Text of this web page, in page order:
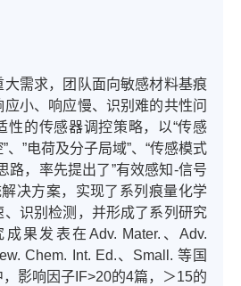
需求，团队面向敏感材料基痕
小、响应慢、识别难的共性问
性的传感器调控策略，以“传感
、”电荷及分子局域”、“传感模式
路，率先提出了”有效感知-信号
决方案，实现了系列痕量化学
识别检测，并形成了系列研究
果发表在Adv. Mater.、Adv.
Chem. Int. Ed.、Small. 等国
影响因子IF>20的4篇，＞15的